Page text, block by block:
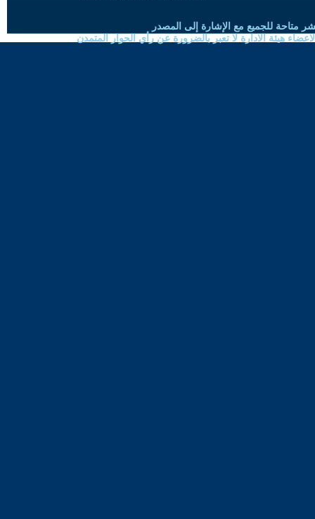
متاحة للجميع مع الإشارة إلى المصدر
هيئة الادارة لا تعبر بالضرورة عن رأي الحوار المتمدن